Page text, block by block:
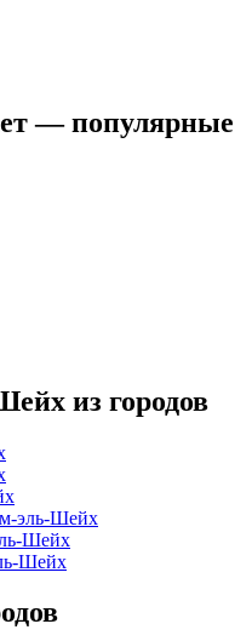
— популярные
из городов
эль-Шейх
Шейх
Шейх